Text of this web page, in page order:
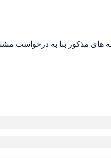
های مذکور بنا به درخواست